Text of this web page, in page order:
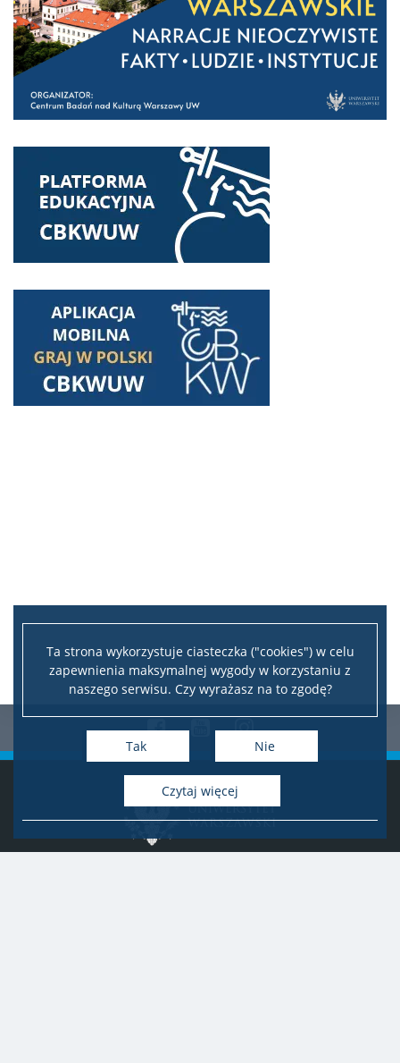
Ta strona wykorzystuje ciasteczka ("cookies") w celu
zapewnienia maksymalnej wygody w korzystaniu z
naszego serwisu. Czy wyrażasz na to zgodę?
Tak Nie
czytaj więcej
Facebook
YoutubeInstagram